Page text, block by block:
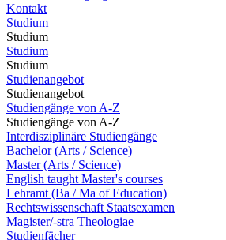
Kontakt
Studium
Studium
Studium
Studium
Studienangebot
Studienangebot
Studiengänge von A-Z
Studiengänge von A-Z
Interdisziplinäre Studiengänge
Bachelor (Arts / Science)
Master (Arts / Science)
English taught Master's courses
Lehramt (Ba / Ma of Education)
Rechtswissenschaft Staatsexamen
Magister/-stra Theologiae
Studienfächer